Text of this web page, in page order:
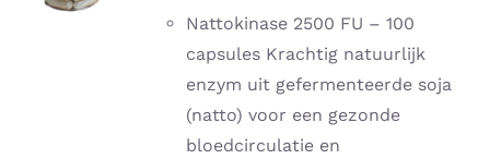
Nattokinase 2500 FU – 100
capsules Krachtig natuurlijk
enzym uit gefermenteerde soja
(natto) voor een gezonde
bloedcirculatie en